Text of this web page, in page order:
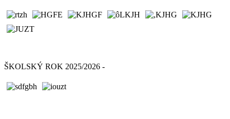
ŠKOLSKÝ ROK 2025/2026 -